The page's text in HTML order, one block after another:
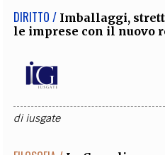
DIRITTO / Imballaggi,
le imprese con il nuovo
diiusgate